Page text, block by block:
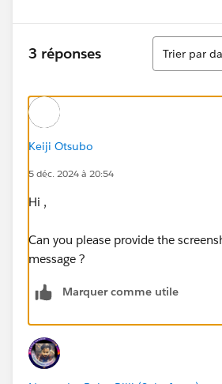
3 réponses
Tri
Trier par
Keiji Otsubo
5 déc. 2024 à 20:54
Hi ,
Can you please provide the
message ?
Marquer comme utile